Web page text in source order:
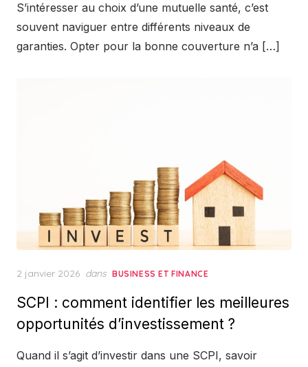
S’intéresser au choix d’une mutuelle santé, c’est
souvent naviguer entre différents niveaux de
garanties. Opter pour la bonne couverture n’a […]
Posted
2 janvier 2026 dans BUSINESS ET FINANCE
SCPI : comment identifier les meilleures
opportunités d’investissement ?
Quand il s’agit d’investir dans une SCPI, savoir